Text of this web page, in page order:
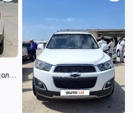
Chevrolet Captiva II - поколение